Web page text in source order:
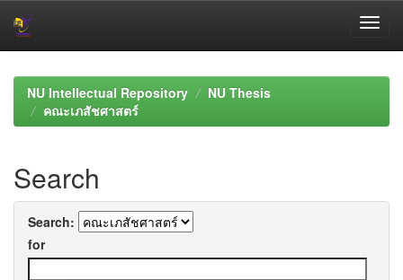
navigationNU Intellectual Repository
NU Thesis
คณะเภสัชศาสตร์
Search
Search:
for